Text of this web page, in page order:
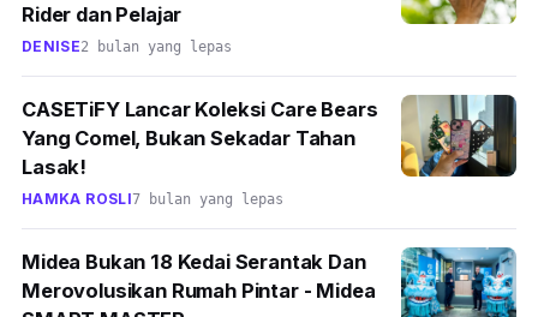
Rider dan Pelajar
DENISE2 bulan yang lepas
CASETiFY Lancar Koleksi Care Bears
Yang Comel, Bukan Sekadar Tahan
Lasak!
HAMKA ROSLI7 bulan yang lepas
Midea Bukan 18 Kedai Serantak Dan
Merovolusikan Rumah Pintar - Midea